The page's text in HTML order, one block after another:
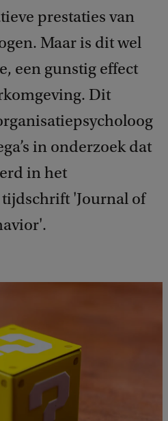
prestaties van
Maar is dit wel
een gunstig effect
Dit
in onderzoek dat
in het
'Journal of